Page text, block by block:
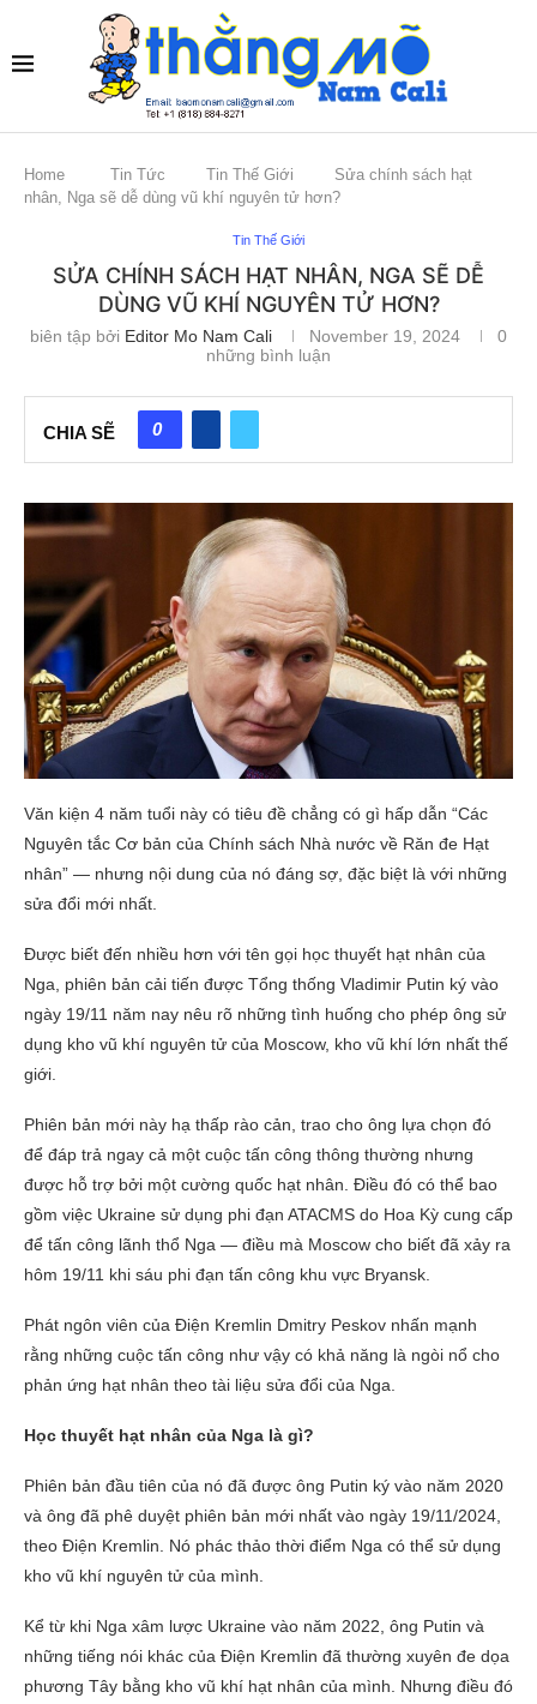
Home Tin Tức Tin Thế Giới
Sửa chính sách hạt
nhân, Nga sẽ dễ dùng vũ khí nguyên tử hơn?
Tin Thế Giới
SỬA CHÍNH SÁCH HẠT NHÂN, NGA SẼ DỄ
DÙNG VŨ KHÍ NGUYÊN TỬ HƠN?
biên tập bởi Editor Mo Nam Cali November 19, 2024
0
những bình luận
CHIA SẼ 0
Văn kiện 4 năm tuổi này có tiêu đề chẳng có gì hấp dẫn “Các
Nguyên tắc Cơ bản của Chính sách Nhà nước về Răn đe Hạt
nhân” — nhưng nội dung của nó đáng sợ, đặc biệt là với những
sửa đổi mới nhất.
Được biết đến nhiều hơn với tên gọi học thuyết hạt nhân của
Nga, phiên bản cải tiến được Tổng thống Vladimir Putin ký vào
ngày 19/11 năm nay nêu rõ những tình huống cho phép ông sử
dụng kho vũ khí nguyên tử của Moscow, kho vũ khí lớn nhất thế
giới.
Phiên bản mới này hạ thấp rào cản, trao cho ông lựa chọn đó
để đáp trả ngay cả một cuộc tấn công thông thường nhưng
được hỗ trợ bởi một cường quốc hạt nhân. Điều đó có thể bao
gồm việc Ukraine sử dụng phi đạn ATACMS do Hoa Kỳ cung cấp
để tấn công lãnh thổ Nga — điều mà Moscow cho biết đã xảy ra
hôm 19/11 khi sáu phi đạn tấn công khu vực Bryansk.
Phát ngôn viên của Điện Kremlin Dmitry Peskov nhấn mạnh
rằng những cuộc tấn công như vậy có khả năng là ngòi nổ cho
phản ứng hạt nhân theo tài liệu sửa đổi của Nga.
Học thuyết hạt nhân của Nga là gì?
Phiên bản đầu tiên của nó đã được ông Putin ký vào năm 2020
và ông đã phê duyệt phiên bản mới nhất vào ngày 19/11/2024,
theo Điện Kremlin. Nó phác thảo thời điểm Nga có thể sử dụng
kho vũ khí nguyên tử của mình.
Kể từ khi Nga xâm lược Ukraine vào năm 2022, ông Putin và
những tiếng nói khác của Điện Kremlin đã thường xuyên đe dọa
phương Tây bằng kho vũ khí hạt nhân của mình. Nhưng điều đó